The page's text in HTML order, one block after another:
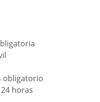
obligatorio
horas